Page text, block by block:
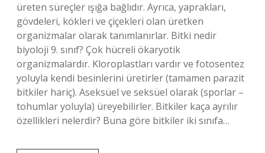
üreten süreçler ışığa bağlıdır. Ayrıca, yaprakları,
gövdeleri, kökleri ve çiçekleri olan üretken
organizmalar olarak tanımlanırlar. Bitki nedir
biyoloji 9. sınıf? Çok hücreli ökaryotik
organizmalardır. Kloroplastları vardır ve fotosentez
yoluyla kendi besinlerini üretirler (tamamen parazit
bitkiler hariç). Aseksüel ve seksüel olarak (sporlar –
tohumlar yoluyla) üreyebilirler. Bitkiler kaça ayrılır
özellikleri nelerdir? Buna göre bitkiler iki sınıfa…